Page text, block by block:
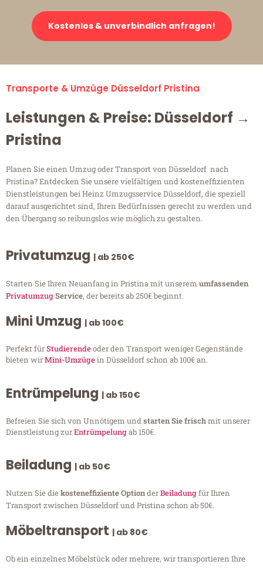
Kostenlos & unverbindlich anfragen!
Transporte & Umzüge Düsseldorf Pristina
Leistungen & Preise: Düsseldorf →
Pristina
Planen Sie einen Umzug oder Transport von Düsseldorf nach
Pristina? Entdecken Sie unsere vielfältigen und kosteneffizienten
Dienstleistungen bei Heinz Umzugsservice Düsseldorf, die speziell
darauf ausgerichtet sind, Ihren Bedürfnissen gerecht zu werden und
den Übergang so reibungslos wie möglich zu gestalten.
Privatumzug | ab 250€
Starten Sie Ihren Neuanfang in Pristina mit unserem umfassenden
PrivatumzugService, der bereits ab 250€ beginnt.
Mini Umzug | ab 100€
Perfekt fürStudierendeoder den Transport weniger Gegenstände
bieten wirMini-Umzügein Düsseldorf schon ab 100€ an.
Entrümpelung | ab 150€
Befreien Sie sich von Unnötigem undstarten Sie frischmit unserer
Dienstleistung zurEntrümpelungab 150€.
Beiladung | ab 50€
Nutzen Sie diekosteneffiziente OptionderBeiladungfür Ihren
Transport zwischen Düsseldorf und Pristina schon ab 50€.
Möbeltransport | ab 80€
Ob ein einzelnes Möbelstück oder mehrere, wir transportieren Ihre